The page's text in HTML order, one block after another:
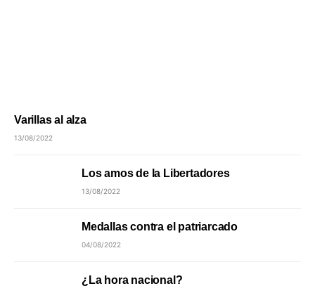
Varillas al alza
13/08/2022
Los amos de la Libertadores
13/08/2022
Medallas contra el patriarcado
04/08/2022
¿La hora nacional?